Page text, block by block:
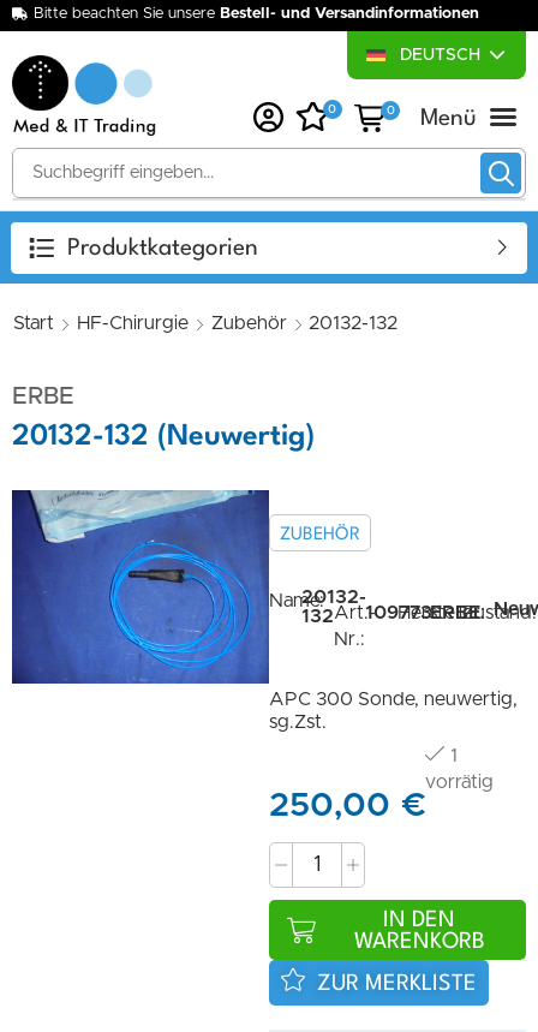
Bitte beachten Sie unsere Bestell- und Versandinformationen
DEUTSCH
0 0
Produktkategorien
Start HF-Chirurgie Zubehör 20132-132
ERBE
20132-132 (Neuwertig)
ZUBEHÖR
Name:20132-
132Art.-
Nr.:
109773Hersteller:
ERBEZustand:
APC 300 Sonde, neuwertig,
sg.Zst.
250,00 €
1
vorrätig
IN DEN
WARENKORB
ZUR MERKLISTE